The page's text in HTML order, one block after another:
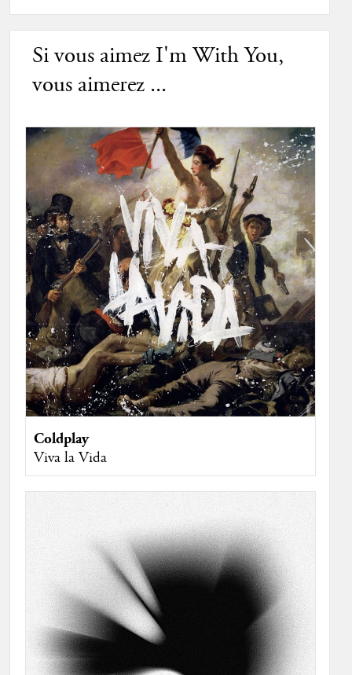
Si vous aimez I'm With You,
vous aimerez ...
Coldplay
Viva la Vida